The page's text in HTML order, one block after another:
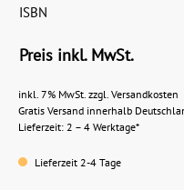
ISBN
Preis inkl. MwSt.
inkl. 7% MwSt. zzgl. Versandkosten
Gratis Versand innerhalb
Lieferzeit: 2 – 4 Werktage*
Lieferzeit 2-4 Tage